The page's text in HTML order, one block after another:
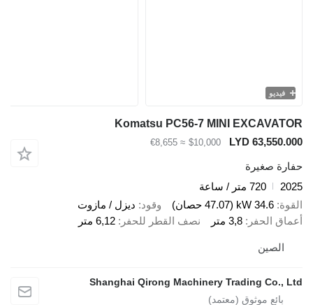
Komatsu PC56-7 MINI
LYD
$10,000
≈ €8,655
صغيرة
720 متر / ساعة
34.6 kW (47.07 حصان) وقود
ديزل / مازوت
الحفر 3,8 متر نصف القطر للحفر 6,12 متر
Shanghai Qirong Machinery Trading